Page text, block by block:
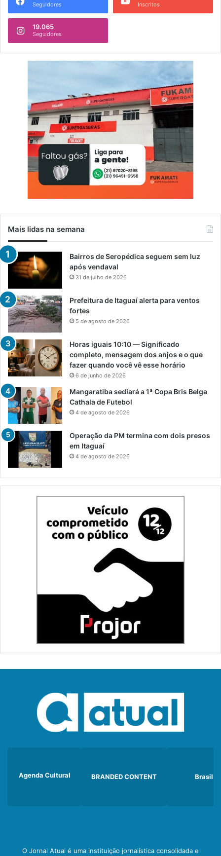
Seguidores Inscritos
19.065
Seguidores
Mais lidas na semana
Bairros de Seropédica seguem sem luz
após vendaval
31 de julho de 2026
Prefeitura de Itaguaí alerta para ventos
fortes
5 de agosto de 2026
Horas iguais 10:10 — Significado
completo, mensagem dos anjos e o que
fazer quando você vê esse horário
6 de junho de 2026
Mangaratiba sediará a 1ª Copa Bris Belga
Cathala de Futebol
4 de agosto de 2026
Operação da PM termina com dois presos
em Itaguaí
4 de agosto de 2026
Agenda Cultural BRANDED CONTENT Brasil
O Jornal Atual é uma instituição jornalística consolidada e